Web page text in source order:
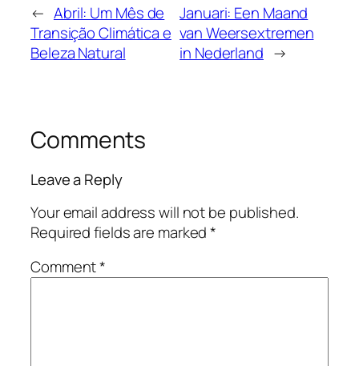
← Abril: Um Mês de
Transição Climática e
Beleza Natural
Januari: Een Maand
van Weersextremen
in Nederland →
Comments
Leave a Reply
Your email address will not be published.
Required fields are marked*
Comment*